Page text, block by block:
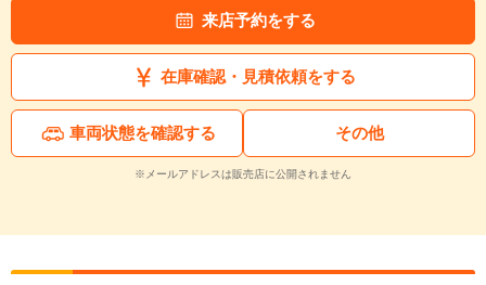
来店予約をする
在庫確認・見積依頼をする
車両状態を確認する その他
※メールアドレスは販売店に公開されません